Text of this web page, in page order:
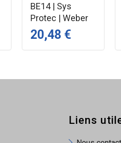
le support et le carrelage,
BE14 | Sys
Protec | Weber
20,48 €
Liens